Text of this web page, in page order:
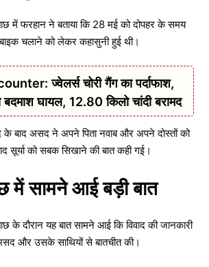
में फरहान ने बताया कि 28 मई को दोपहर के समय
चलाने को लेकर कहासुनी हुई थी।
ज्वेलर्स चोरी गैंग का पर्दाफाश,
घायल, 12.80 किलो चांदी बरामद
के बाद असद ने अपने पिता नवाब और अपने दोस्तों को
सूर्या को सबक सिखाने की बात कही गई।
में सामने आई बड़ी बात
के दौरान यह बात सामने आई कि विवाद की जानकारी
और उसके साथियों से बातचीत की।